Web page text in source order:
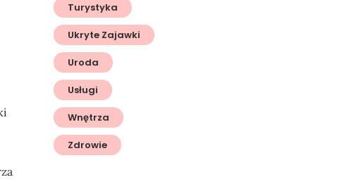
Turystyka
Ukryte Zajawki
Uroda
Usługi
Wnętrza
Zdrowie